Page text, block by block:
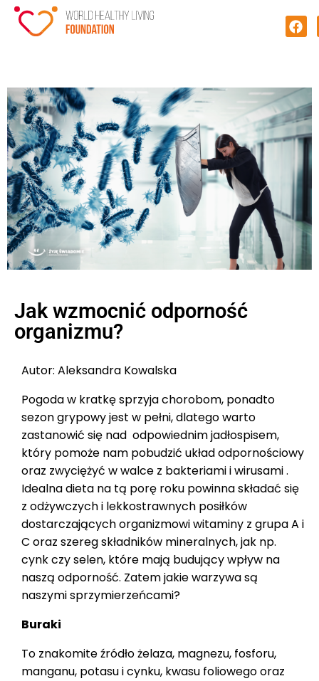
Jak wzmocnić odporność
organizmu?
Autor: Aleksandra Kowalska
Pogoda w kratkę sprzyja chorobom, ponadto
sezon grypowy jest w pełni, dlatego warto
zastanowić się nad odpowiednim jadłospisem,
który pomoże nam pobudzić układ odpornościowy
oraz zwyciężyć w walce z bakteriami i wirusami .
Idealna dieta na tą porę roku powinna składać się
z odżywczych i lekkostrawnych posiłków
dostarczających organizmowi witaminy z grupa A i
C oraz szereg składników mineralnych, jak np.
cynk czy selen, które mają budujący wpływ na
naszą odporność. Zatem jakie warzywa są
naszymi sprzymierzeńcami?
Buraki
To znakomite źródło żelaza, magnezu, fosforu,
manganu, potasu i cynku, kwasu foliowego oraz